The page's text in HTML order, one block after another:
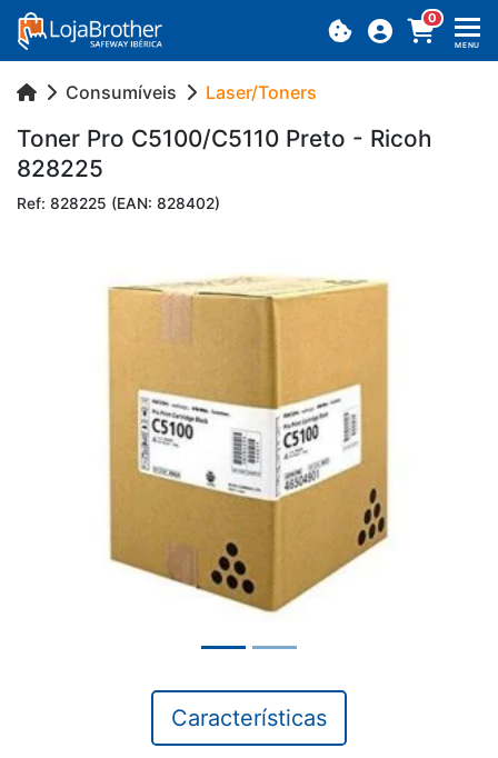
0
MENU
Consumíveis Laser/Toners
Toner Pro C5100/C5110 Preto - Ricoh
828225
Ref: 828225 (EAN: 828402)
Características